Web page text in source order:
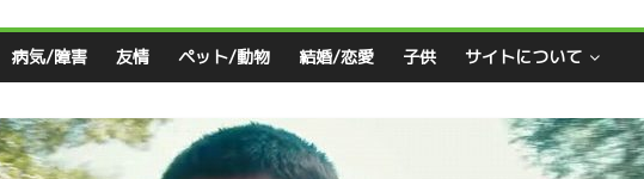
病気/障害 友情 ペット/動物 結婚/恋愛 子供 サイトについて